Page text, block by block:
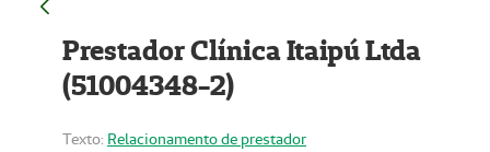
Prestador Clínica Itaipú Ltda
(51004348-2)
Texto: Relacionamento de prestador